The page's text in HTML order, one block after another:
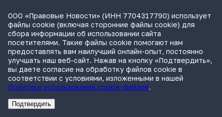
Практика
, 17:43
Минцифры хочет предустанавливать на смартфонах
системных помощников с ИИ
Практика
, 17:33
Экс-совладельца «Азбуки вкуса» заочно судят по делу о
растрате $11 млн
Практика
, 17:02
Суд не признал решение SCC по взысканию с российской
компании
РекламаАдвокатское бюро Санкт-Петербурга «Вертикаль» ИНН 7841290773
ООО «Правовые Новости» (ИНН 7704317790) использует
файлы cookie (включая сторонние файлы cookie) для
сбора информации об использовании сайта
посетителями. Такие файлы cookie помогают нам
предоставлять вам наилучший онлайн-опыт, постоянно
улучшать наш веб-сайт. Нажав на кнопку «Подтвердить»,
вы даете согласие на обработку файлов cookie в
соответствии с условиями, изложенными в нашей
Политике использования cookie-файлов.
Подтвердить